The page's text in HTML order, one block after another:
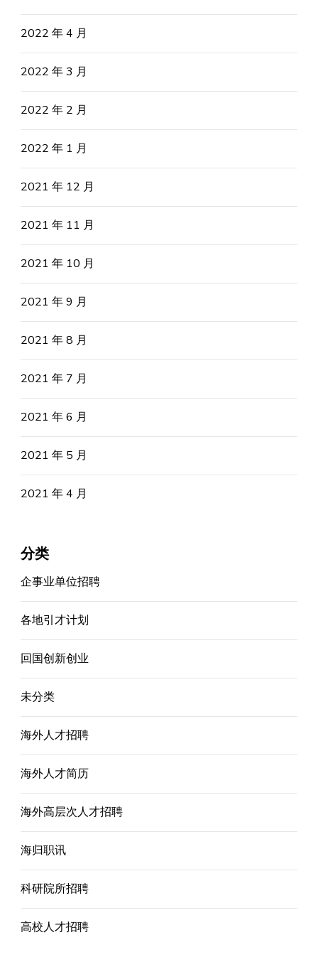
2022 年 4 月
2022 年 3 月
2022 年 2 月
2022 年 1 月
2021 年 12 月
2021 年 11 月
2021 年 10 月
2021 年 9 月
2021 年 8 月
2021 年 7 月
2021 年 6 月
2021 年 5 月
2021 年 4 月
分类
企事业单位招聘
各地引才计划
回国创新创业
未分类
海外人才招聘
海外人才简历
海外高层次人才招聘
海归职讯
科研院所招聘
高校人才招聘